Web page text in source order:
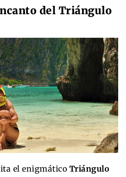
del Triángulo
el enigmático Triángulo